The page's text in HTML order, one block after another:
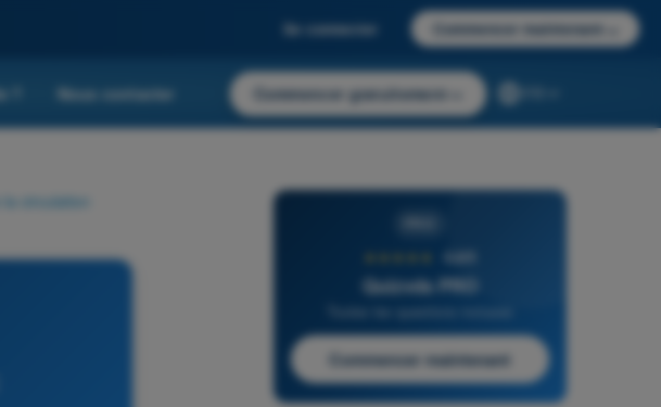
Se connecter Commencer maintenant
Nous contacter Commencer gratuitement
circulation
4,6/5
Quizvds PRO
Commencer maintenant